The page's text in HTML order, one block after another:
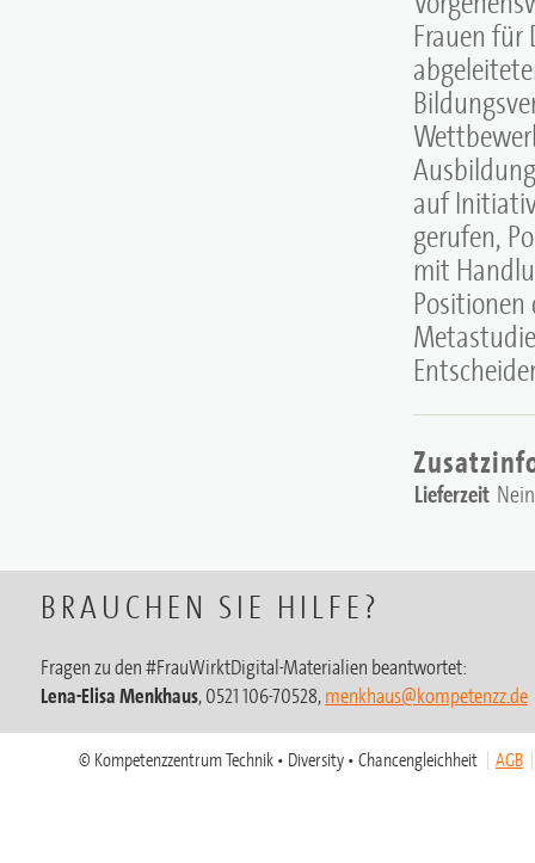
Frauen
auf
gerufen,
mit
Lieferzeit Nein
BRAUCHEN SIE HILFE?
Fragen zu den #FrauWirktDigital-Materialien beantwortet:
Lena-Elisa Menkhaus, 0521 106-70528,menkhaus@kompetenzz.de
© Kompetenzzentrum Technik • Diversity • Chancengleichheit AGB